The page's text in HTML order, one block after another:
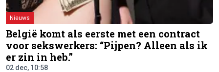
Nieuws
België komt als eerste met een contract
voor sekswerkers: “Pijpen? Alleen als ik
er zin in heb.”
02 dec, 10:58